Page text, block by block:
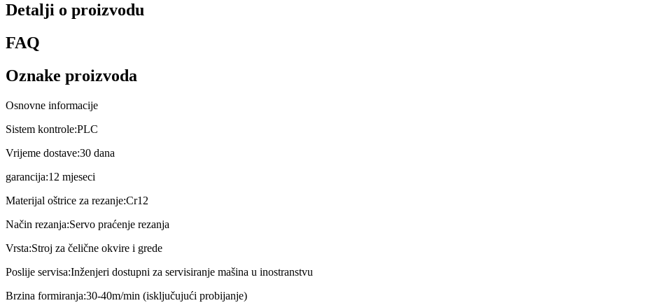
Detalji o proizvodu
FAQ
Oznake proizvoda
Osnovne informacije
Sistem kontrole:PLC
Vrijeme dostave:30 dana
garancija:12 mjeseci
Materijal oštrice za rezanje:Cr12
Način rezanja:Servo praćenje rezanja
Vrsta:Stroj za čelične okvire i grede
Poslije servisa:Inženjeri dostupni za servisiranje mašina u inostranstvu
Brzina formiranja:30-40m/min (isključujući probijanje)